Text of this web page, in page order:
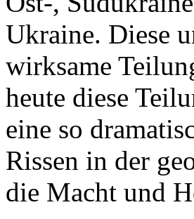
Ukraine. Diese
wirksame
heute diese
eine so
Rissen in der
die Macht und